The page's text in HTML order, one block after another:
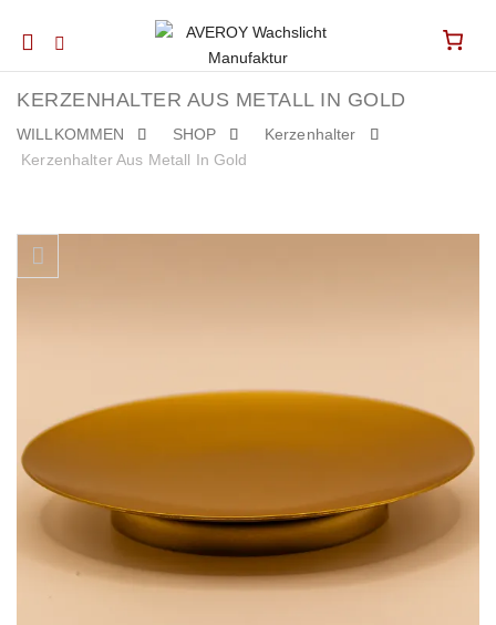
Mobile
KERZENHALTER AUS METALL IN GOLD
WILLKOMMEN SHOP
Kerzenhalter
Kerzenhalter Aus Metall In Gold
Skip to content